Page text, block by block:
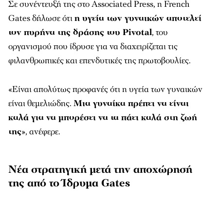
Σε συνέντευξή της στο Associated Press, η French
Gates δήλωσε ότιη υγεία των γυναικών αποτελεί
τον πυρήνα της δράσης του Pivotal, του
οργανισμού που ίδρυσε για να διαχειρίζεται τις
φιλανθρωπικές και επενδυτικές της πρωτοβουλίες.
«Είναι απολύτως προφανές ότι η υγεία των γυναικών
είναι θεμελιώδης. Μια γυναίκα πρέπει να είναι
καλά για να μπορέσει να τα πάει καλά στη ζωή
της», ανέφερε.
Νέα στρατηγική μετά την αποχώρησή
της από το Ίδρυμα Gates